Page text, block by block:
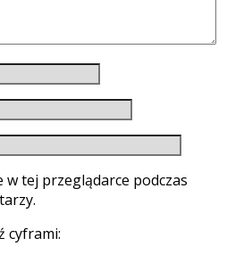
w tej przeglądarce podczas
cyframi: